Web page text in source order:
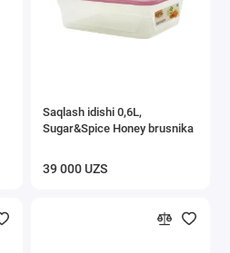
Saqlash idishi 0,6L,
Sugar&Spice Honey brusnika
39 000 UZS